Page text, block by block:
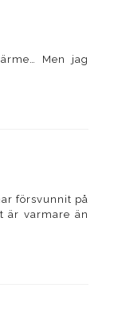
Men jag
försvunnit på
är varmare än